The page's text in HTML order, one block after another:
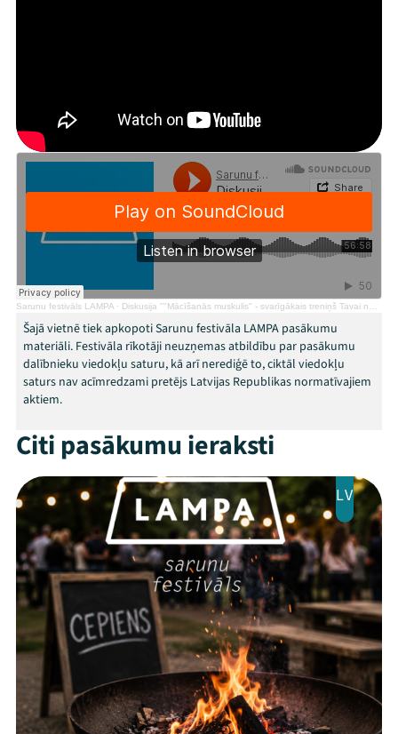
Programma
Arhīvs
Viņi bija LAMPĀ 2026
Jaunumi
Veikals
Kontakti
ThreadsFacebookYoutube
X Instagram
Flick TikTok
Sarunu festivāls LAMPA · Diskusija ""Mācīšanās muskulis" - svarīgākais treniņš Tavai nākotnei"
Šajā vietnē tiek apkopoti Sarunu festivāla LAMPA pasākumu
materiāli. Festivāla rīkotāji neuzņemas atbildību par pasākumu
dalībnieku viedokļu saturu, kā arī nerediģē to, ciktāl viedokļu
saturs nav acīmredzami pretējs Latvijas Republikas normatīvajiem
aktiem.
Citi pasākumu ieraksti
LV